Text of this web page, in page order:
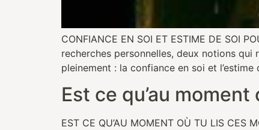
CONFIANCE EN SOI ET ESTIME DE SOI
recherches personnelles, deux notions
pleinement : la confiance en soi et
Est ce qu’au
EST CE QU’AU MOMENT OÙ TU LIS